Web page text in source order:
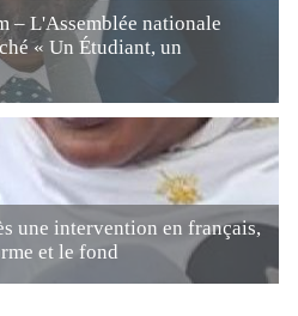
– L'Assemblée nationale
« Un Étudiant, un
une intervention en français,
et le fond